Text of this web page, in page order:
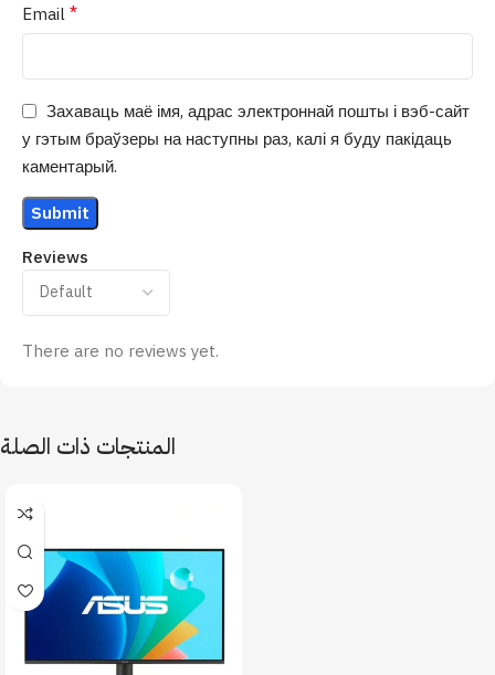
Reviews
There are no reviews yet.
Email*
Захаваць маё імя, адрас электроннай пошты і вэб-сайт
у гэтым браўзеры на наступны раз, калі я буду пакідаць
каментарый.
المنتجات ذات الصلة